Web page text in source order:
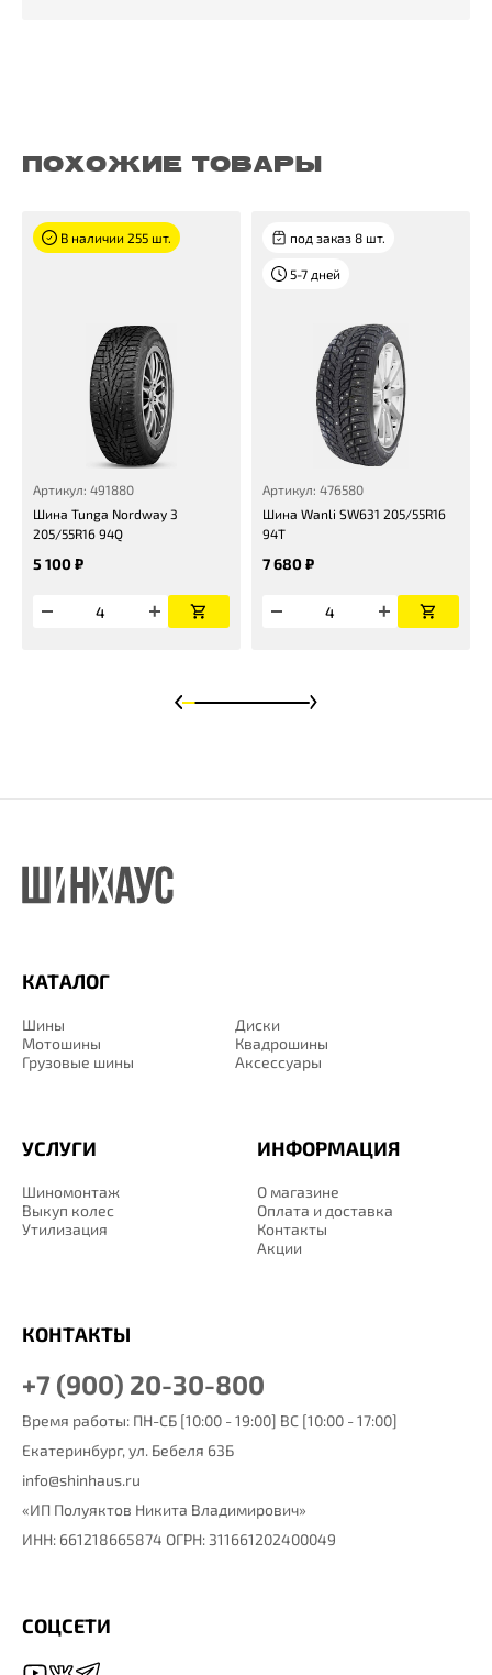
ПОХОЖИЕ ТОВАРЫ
В наличии 255 шт.
Артикул: 491880
Шина Tunga Nordway 3
205/55R16 94Q
5 100 ₽
под заказ 8 шт.
5-7 дней
Артикул: 476580
Шина Wanli SW631 205/55R16
94T
7 680 ₽
КАТАЛОГ
Шины
Диски
Мотошины
Квадрошины
Грузовые шины
Аксессуары
ИНФОРМАЦИЯ
О магазине
Оплата и доставка
Контакты
Акции
УСЛУГИ
Шиномонтаж
Выкуп колес
Утилизация
КОНТАКТЫ
+7 (900) 20-30-800
Время работы: ПН-СБ [10:00 - 19:00] ВС [10:00 - 17:00]
Екатеринбург, ул. Бебеля 63Б
info@shinhaus.ru
«ИП Полуяктов Никита Владимирович»
ИНН: 661218665874 ОГРН: 311661202400049
СОЦСЕТИ